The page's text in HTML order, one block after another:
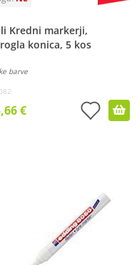
Kredni markerji,
konica, 5 kos
barve
€